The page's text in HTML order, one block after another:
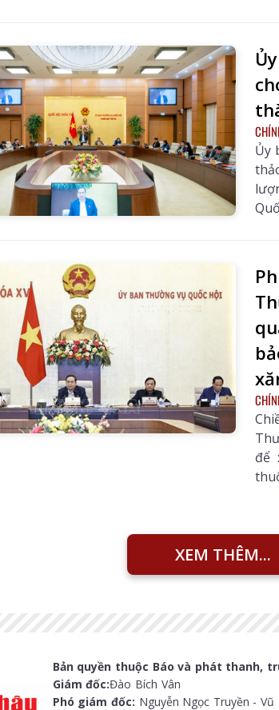
Ủy
để
XEM THÊM...
Bản quyền thuộc Báo và phát thanh,
Giám đốc:Đào Bích Vân
Phó giám đốc: Nguyễn Ngọc Truyền -